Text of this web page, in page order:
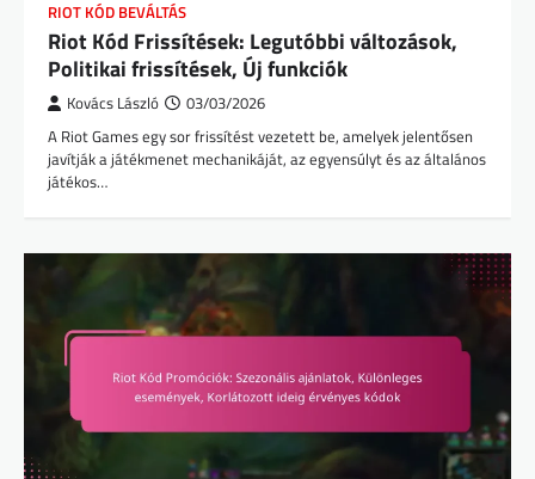
RIOT KÓD BEVÁLTÁS
Riot Kód Frissítések: Legutóbbi változások,
Politikai frissítések, Új funkciók
Kovács László 03/03/2026
A Riot Games egy sor frissítést vezetett be, amelyek jelentősen
javítják a játékmenet mechanikáját, az egyensúlyt és az általános
játékos…